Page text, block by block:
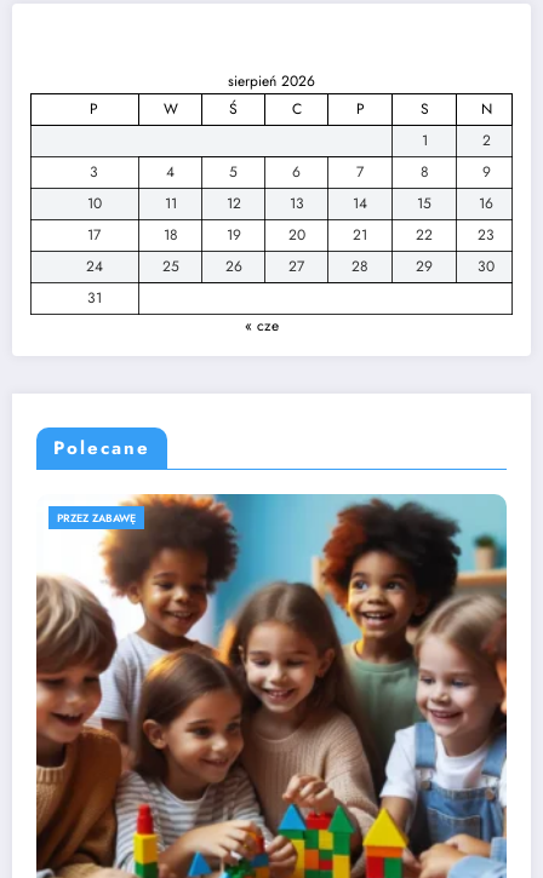
sierpień 2026
P
W Ś C P S
N
1
2
3
4 5 6 7 8
9
10
11 12 13 14 15
16
17
18 19 20 21 22
23
24
25 26 27 28 29
30
31
« cze
Polecane
ROZWÓJ DZIECKA